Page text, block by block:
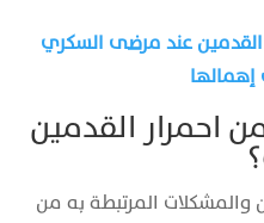
عند مرضى السكري
احمرار القدمين
والمشكلات المرتبطة به من